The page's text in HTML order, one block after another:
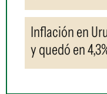
Inflación en
y quedó en